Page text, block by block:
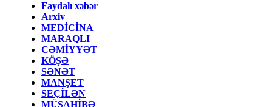
Faydalı xəbər
Arxiv
MEDİCİNA
MARAQLI
CƏMİYYƏT
KÖŞƏ
SƏNƏT
MANŞET
SEÇİLƏN
MÜSAHİBƏ